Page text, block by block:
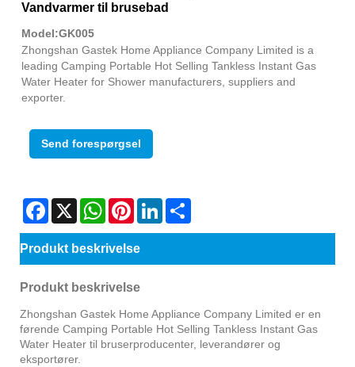
Vandvarmer til brusebad
Model:GK005
Zhongshan Gastek Home Appliance Company Limited is a
leading Camping Portable Hot Selling Tankless Instant Gas
Water Heater for Shower manufacturers, suppliers and
exporter.
Send forespørgsel
Facebook
X WhatsAppPinterestLinkedIn
Produkt beskrivelse
Produkt beskrivelse
Zhongshan Gastek Home Appliance Company Limited er en
førende Camping Portable Hot Selling Tankless Instant Gas
Water Heater til bruserproducenter, leverandører og
eksportører.